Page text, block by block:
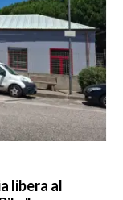
libera al